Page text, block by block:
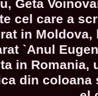
Geta
cel care a
in Moldova,
`Anul
in Romania,
din coloana